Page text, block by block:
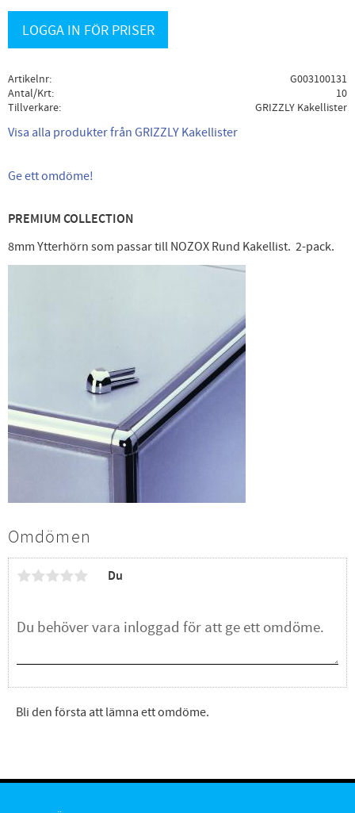
LOGGA IN FÖR PRISER
Artikelnr
G003100131
Antal/Krt
10
Tillverkare
GRIZZLY Kakellister
Visa alla produkter från GRIZZLY Kakellister
Ge ett omdöme!
PREMIUM COLLECTION
8mm Ytterhörn som passar till NOZOX Rund Kakellist. 2-pack.
Omdömen
Du
Bli den första att lämna ett omdöme.